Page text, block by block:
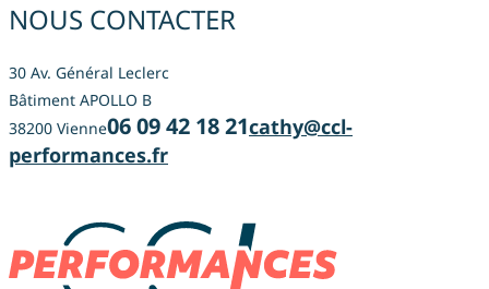
NOUS CONTACTER
30 Av. Général Leclerc
Bâtiment APOLLO B
38200 Vienne06 09 42 18 21cathy@ccl-
performances.fr